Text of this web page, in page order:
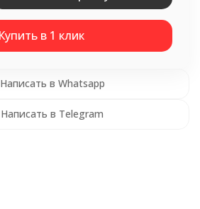
Написать в Whatsapp
Написать в Telegram